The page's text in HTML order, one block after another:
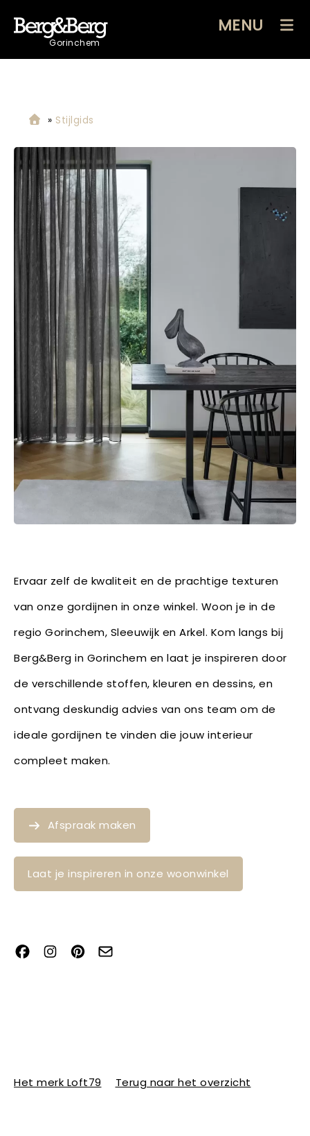
Gorinchem
MENU
» Stijlgids
Ervaar zelf de kwaliteit en de prachtige texturen
van onze gordijnen in onze winkel. Woon je in de
regio Gorinchem, Sleeuwijk en Arkel. Kom langs bij
Berg&Berg in Gorinchem en laat je inspireren door
de verschillende stoffen, kleuren en dessins, en
ontvang deskundig advies van ons team om de
ideale gordijnen te vinden die jouw interieur
compleet maken.
Afspraak maken
Laat je inspireren in onze woonwinkel
Het merk Loft79 Terug naar het overzicht